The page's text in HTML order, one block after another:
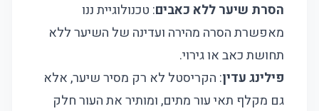
הסרת שיער ללא כאבים: טכנולוגיית ננו
מאפשרת הסרה מהירה ועדינה של השיער ללא
תחושת כאב או גירוי.
פילינג עדין: הקריסטל לא רק מסיר שיער, אלא
גם מקלף תאי עור מתים, ומותיר את העור חלק